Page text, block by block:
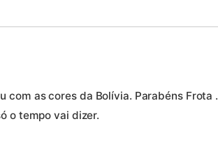
com as cores da Bolívia. Parabéns Frota .
o tempo vai dizer.